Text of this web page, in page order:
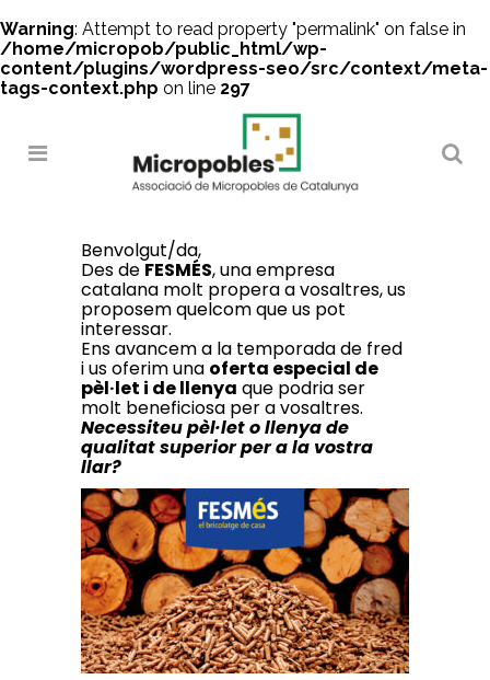
Warning: Attempt to read property "permalink" on false in
/home/micropob/public_html/wp-
content/plugins/wordpress-seo/src/context/meta-
tags-context.php on line 297
Benvolgut/da,
Des de FESMÉS, una empresa
catalana molt propera a vosaltres, us
proposem quelcom que us pot
interessar.
Ens avancem a la temporada de fred
i us oferim una oferta especial de
pèl·let i de llenya que podria ser
molt beneficiosa per a vosaltres.
Necessiteu pèl·let o llenya de
qualitat superior per a la vostra
llar?